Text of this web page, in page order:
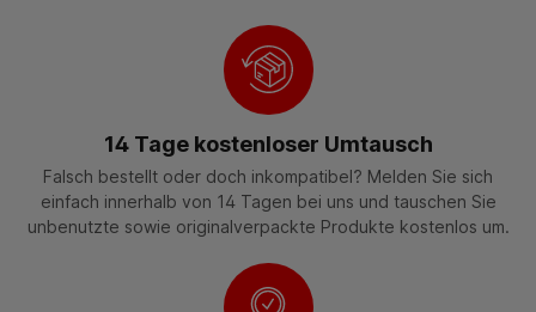
14 Tage kostenloser Umtausch
Falsch bestellt oder doch inkompatibel? Melden Sie sich
einfach innerhalb von 14 Tagen bei uns und tauschen Sie
unbenutzte sowie originalverpackte Produkte kostenlos um.